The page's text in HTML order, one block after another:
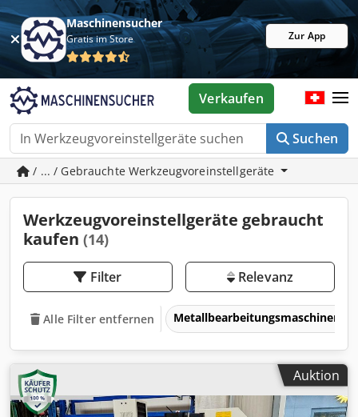
Maschinensucher
Gratis im Store Zur App
Suchen
Verkaufen
/ ... / Gebrauchte Werkzeugvoreinstellgeräte
Werkzeugvoreinstellgeräte gebraucht
kaufen (14)
Filter Relevanz
Alle Filter entfernen Metallbearbeitungsmaschinen
Auktion